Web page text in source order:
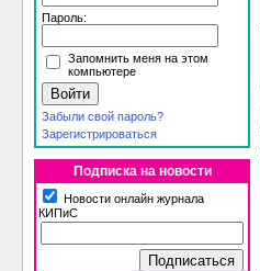
Пароль:
Запомнить меня на этом
компьютере
Забыли свой пароль?
Зарегистрироваться
Подписка на новости
Новости онлайн журнала
КИПиС